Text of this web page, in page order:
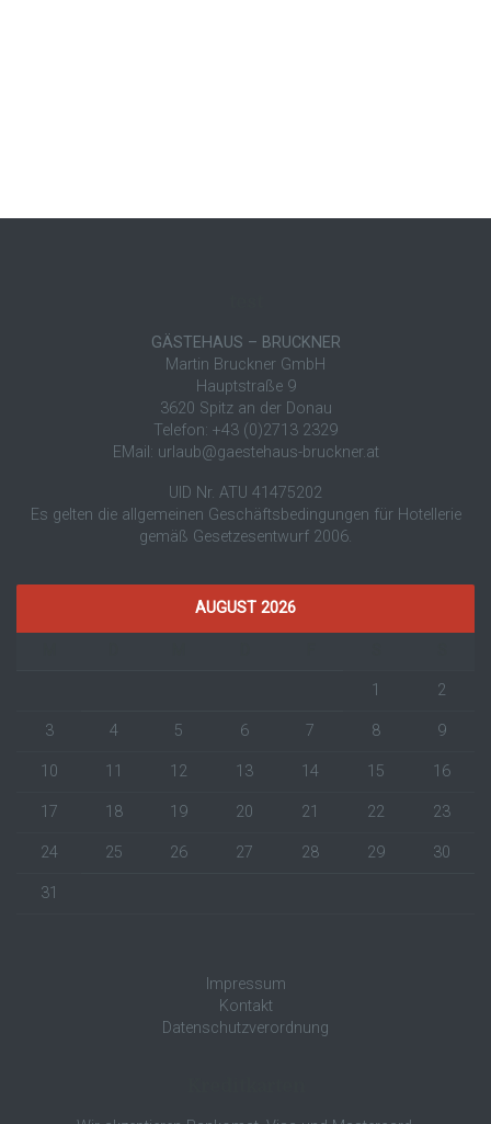
GÄSTEHAUS – BRUCKNER
Martin Bruckner GmbH
Hauptstraße 9
3620 Spitz an der Donau
Telefon: +43 (0)2713 2329
EMail: urlaub@gaestehaus-bruckner.at
UID Nr. ATU 41475202
Es gelten die allgemeinen Geschäftsbedingungen für Hotellerie
gemäß Gesetzesentwurf 2006.
AUGUST 2026
1 2
3 4 5 6 7 8 9
10 11 12 13 14 15 16
17 18 19 20 21 22 23
24 25 26 27 28 29 30
31
Impressum
Kontakt
Datenschutzverordnung